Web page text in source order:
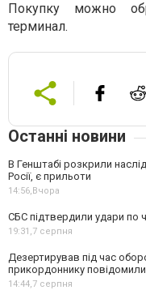
Покупку можно
терминал.
Останні новини
В Генштабі розкрили
Росії, є прильоти
14:56, Вчора
СБС підтвердили удари по
19:31,7 серпня
Дезертирував під час
прикордоннику
14:44,7 серпня